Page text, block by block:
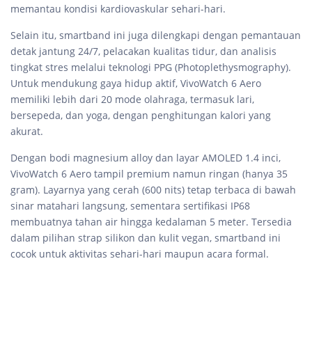
memantau kondisi kardiovaskular sehari-hari.
Selain itu, smartband ini juga dilengkapi dengan pemantauan
detak jantung 24/7, pelacakan kualitas tidur, dan analisis
tingkat stres melalui teknologi PPG (Photoplethysmography).
Untuk mendukung gaya hidup aktif, VivoWatch 6 Aero
memiliki lebih dari 20 mode olahraga, termasuk lari,
bersepeda, dan yoga, dengan penghitungan kalori yang
akurat.
Dengan bodi magnesium alloy dan layar AMOLED 1.4 inci,
VivoWatch 6 Aero tampil premium namun ringan (hanya 35
gram). Layarnya yang cerah (600 nits) tetap terbaca di bawah
sinar matahari langsung, sementara sertifikasi IP68
membuatnya tahan air hingga kedalaman 5 meter. Tersedia
dalam pilihan strap silikon dan kulit vegan, smartband ini
cocok untuk aktivitas sehari-hari maupun acara formal.